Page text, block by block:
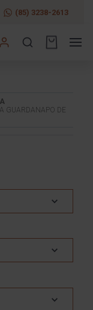
(85) 3238-2613
GUARDANAPO DE